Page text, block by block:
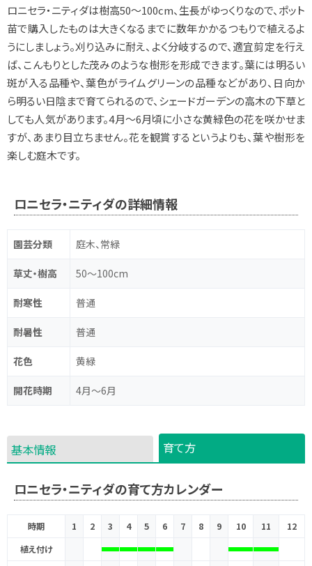
ロニセラ・ニティダは樹高50～100cm、生長がゆっくりなので、ポット
苗で購入したものは大きくなるまでに数年かかるつもりで植えるよ
うにしましょう。刈り込みに耐え、よく分岐するので、適宜剪定を行え
ば、こんもりとした茂みのような樹形を形成できます。葉には明るい
斑が入る品種や、葉色がライムグリーンの品種などがあり、日向か
ら明るい日陰まで育てられるので、シェードガーデンの高木の下草と
しても人気があります。4月～6月頃に小さな黄緑色の花を咲かせま
すが、あまり目立ちません。花を観賞するというよりも、葉や樹形を
楽しむ庭木です。
ロニセラ・ニティダの詳細情報
園芸分類 庭木、常緑
草丈・樹高 50～100cm
耐寒性 普通
耐暑性 普通
花色 黄緑
開花時期 4月～6月
基本情報 育て方
ロニセラ・ニティダの育て方カレンダー
時期 1 2 3 4 5 6 7 8 9 10 11
12
植え付け